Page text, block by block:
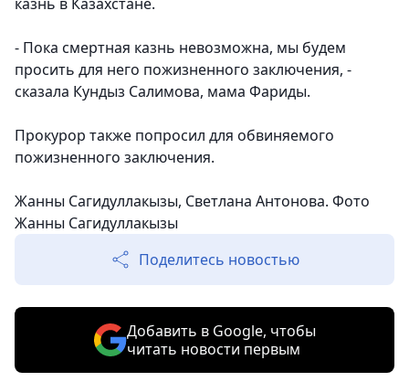
- Пока смертная казнь невозможна, мы будем
просить для него пожизненного заключения, -
сказала Кундыз Салимова, мама Фариды.
Прокурор также попросил для обвиняемого
пожизненного заключения.
Жанны Сагидуллакызы, Светлана Антонова. Фото
Жанны Сагидуллакызы
Поделитесь новостью
Добавить в Google, чтобы
читать новости первым